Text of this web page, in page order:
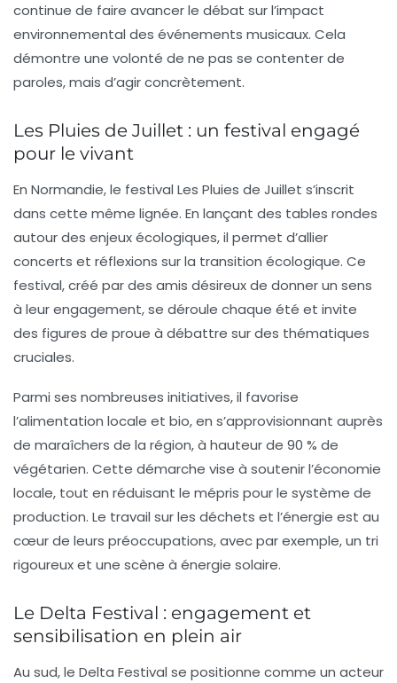
continue de faire avancer le débat sur l’impact
environnemental des événements musicaux. Cela
démontre une volonté de ne pas se contenter de
paroles, mais d’agir concrètement.
Les Pluies de Juillet : un festival engagé
pour le vivant
En Normandie, le festival Les Pluies de Juillet s’inscrit
dans cette même lignée. En lançant des tables rondes
autour des enjeux écologiques, il permet d’allier
concerts et réflexions sur la transition écologique. Ce
festival, créé par des amis désireux de donner un sens
à leur engagement, se déroule chaque été et invite
des figures de proue à débattre sur des thématiques
cruciales.
Parmi ses nombreuses initiatives, il favorise
l’alimentation locale et bio, en s’approvisionnant auprès
de maraîchers de la région, à hauteur de 90 % de
végétarien. Cette démarche vise à soutenir l’économie
locale, tout en réduisant le mépris pour le système de
production. Le travail sur les déchets et l’énergie est au
cœur de leurs préoccupations, avec par exemple, un tri
rigoureux et une scène à énergie solaire.
Le Delta Festival : engagement et
sensibilisation en plein air
Au sud, le Delta Festival se positionne comme un acteur